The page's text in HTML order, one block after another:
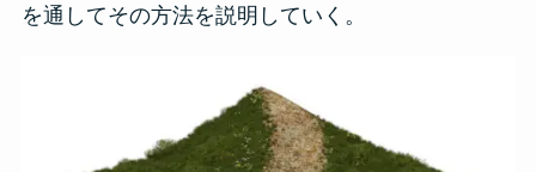
を通してその方法を説明していく。